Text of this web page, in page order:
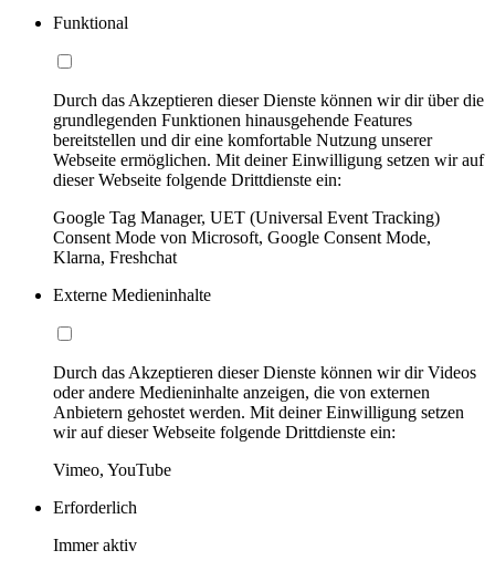
Funktional
Durch das Akzeptieren dieser Dienste können wir dir über die
grundlegenden Funktionen hinausgehende Features
bereitstellen und dir eine komfortable Nutzung unserer
Webseite ermöglichen. Mit deiner Einwilligung setzen wir auf
dieser Webseite folgende Drittdienste ein:
Google Tag Manager, UET (Universal Event Tracking)
Consent Mode von Microsoft, Google Consent Mode,
Klarna, Freshchat
Externe Medieninhalte
Durch das Akzeptieren dieser Dienste können wir dir Videos
oder andere Medieninhalte anzeigen, die von externen
Anbietern gehostet werden. Mit deiner Einwilligung setzen
wir auf dieser Webseite folgende Drittdienste ein:
Vimeo, YouTube
Erforderlich
Immer aktiv